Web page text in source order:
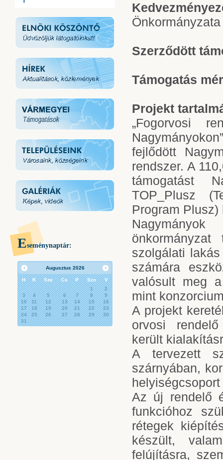
Eseménynaptár:
Augusztus 2026
H K Sze Cs P Szo
V
1
2
3
4 5 6 7 8
9
10
11 12 13 14 15
16
17
18 19 20 21 22
23
24
25 26 27 28 29
30
31
Önkormányzata
Szerződött
Támogatás
Projekt
„Fogorvosi
fejlődött
rendszer. A
támogatást
TOP_Plusz
Program
szolgálati
számára
valósult meg
mint
A projekt
orvosi
került
A tervezett
szárnyában,
Az új rendelő
funkcióhoz
rétegek
készült,
felújításra,